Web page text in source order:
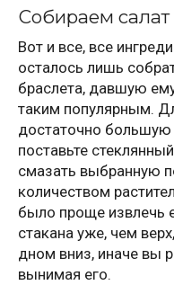
Собираем салат
Вот и все, все
осталось лишь
браслета, давшую
таким популярным.
достаточно большую
поставьте
смазать выбранную
количеством
было проще извлечь
стакана уже, чем
дном вниз, иначе вы
вынимая его.